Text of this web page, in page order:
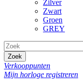
Zilver
Zwart
Groen
GREY
Zoek
Verkooppunten
Mijn horloge registreren